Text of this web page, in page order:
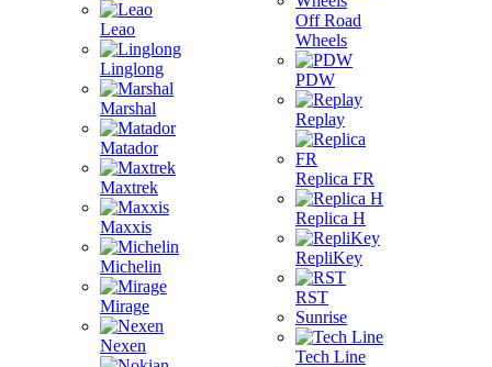
Leao
Linglong
Marshal
Matador
Maxtrek
Maxxis
Michelin
Mirage
Nexen
Off Road
Wheels
PDW
Replay
Replica FR
Replica H
RepliKey
RST
Sunrise
Tech Line